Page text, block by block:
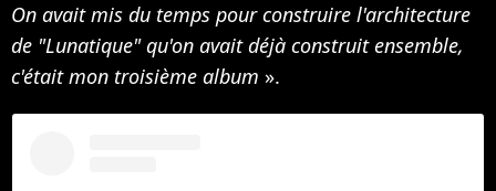
On avait mis du temps pour construire l'architecture
de "Lunatique" qu'on avait déjà construit ensemble,
c'était mon troisième album ».